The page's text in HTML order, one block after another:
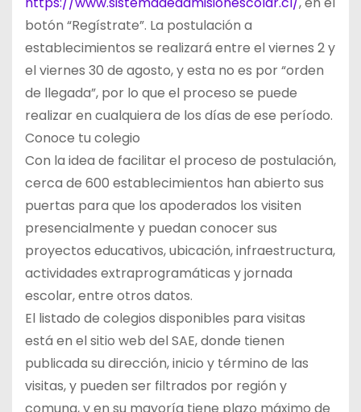
botón “Regístrate”. La postulación a
establecimientos se realizará entre el viernes 2 y
el viernes 30 de agosto, y esta no es por “orden
de llegada”, por lo que el proceso se puede
realizar en cualquiera de los días de ese período.
Conoce tu colegio
Con la idea de facilitar el proceso de postulación,
cerca de 600 establecimientos han abierto sus
puertas para que los apoderados los visiten
presencialmente y puedan conocer sus
proyectos educativos, ubicación, infraestructura,
actividades extraprogramáticas y jornada
escolar, entre otros datos.
El listado de colegios disponibles para visitas
está en el sitio web del SAE, donde tienen
publicada su dirección, inicio y término de las
visitas, y pueden ser filtrados por región y
comuna, y en su mayoría tiene plazo máximo de